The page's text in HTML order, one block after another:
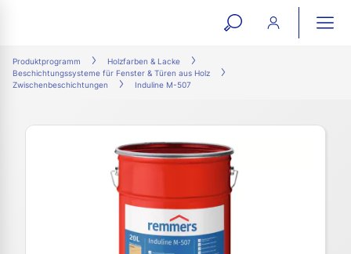
open
Produktprogramm
Holzfarben & Lacke
Beschichtungssysteme für Fenster & Türen aus Holz
Zwischenbeschichtungen
Induline M-507